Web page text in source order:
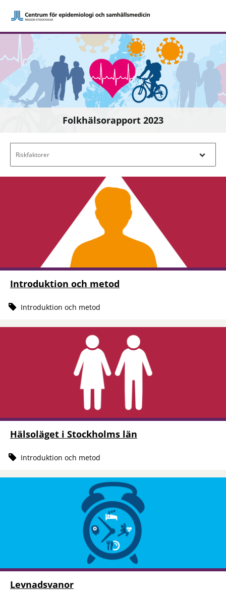
Folkhälsorapport 2023
Riskfaktorer
Introduktion och metod
Introduktion och metod
Hälsoläget i Stockholms län
Introduktion och metod
Levnadsvanor